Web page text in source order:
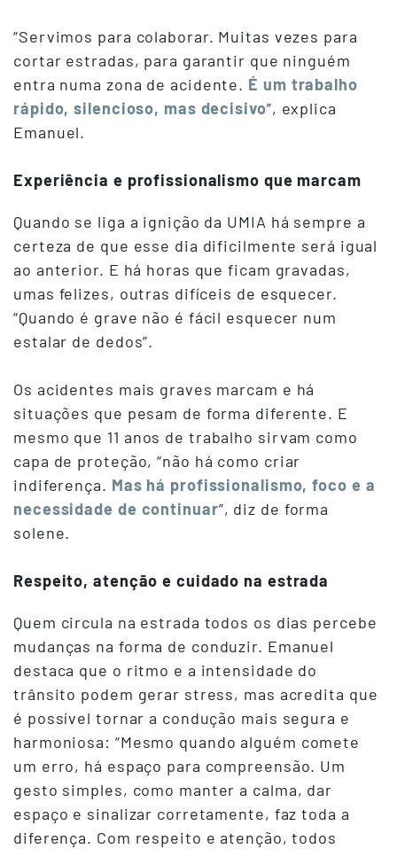
“Servimos para colaborar. Muitas vezes para
cortar estradas, para garantir que ninguém
entra numa zona de acidente. É um trabalho
rápido, silencioso, mas decisivo”, explica
Emanuel.
Experiência e profissionalismo que marcam
Quando se liga a ignição da UMIA há sempre a
certeza de que esse dia dificilmente será igual
ao anterior. E há horas que ficam gravadas,
umas felizes, outras difíceis de esquecer.
“Quando é grave não é fácil esquecer num
estalar de dedos”.
Os acidentes mais graves marcam e há
situações que pesam de forma diferente. E
mesmo que 11 anos de trabalho sirvam como
capa de proteção, “não há como criar
indiferença. Mas há profissionalismo, foco e a
necessidade de continuar”, diz de forma
solene.
Respeito, atenção e cuidado na estrada
Quem circula na estrada todos os dias percebe
mudanças na forma de conduzir. Emanuel
destaca que o ritmo e a intensidade do
trânsito podem gerar stress, mas acredita que
é possível tornar a condução mais segura e
harmoniosa: “Mesmo quando alguém comete
um erro, há espaço para compreensão. Um
gesto simples, como manter a calma, dar
espaço e sinalizar corretamente, faz toda a
diferença. Com respeito e atenção, todos